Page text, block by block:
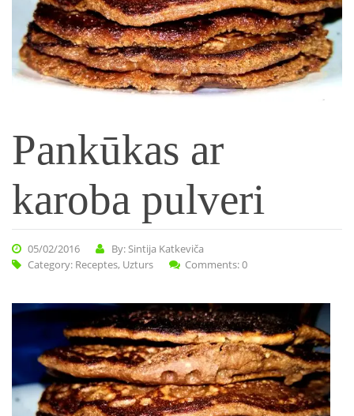
Pankūkas ar
karoba pulveri
05/02/2016
By: Sintija Katkeviča
Category: Receptes, Uzturs Comments: 0